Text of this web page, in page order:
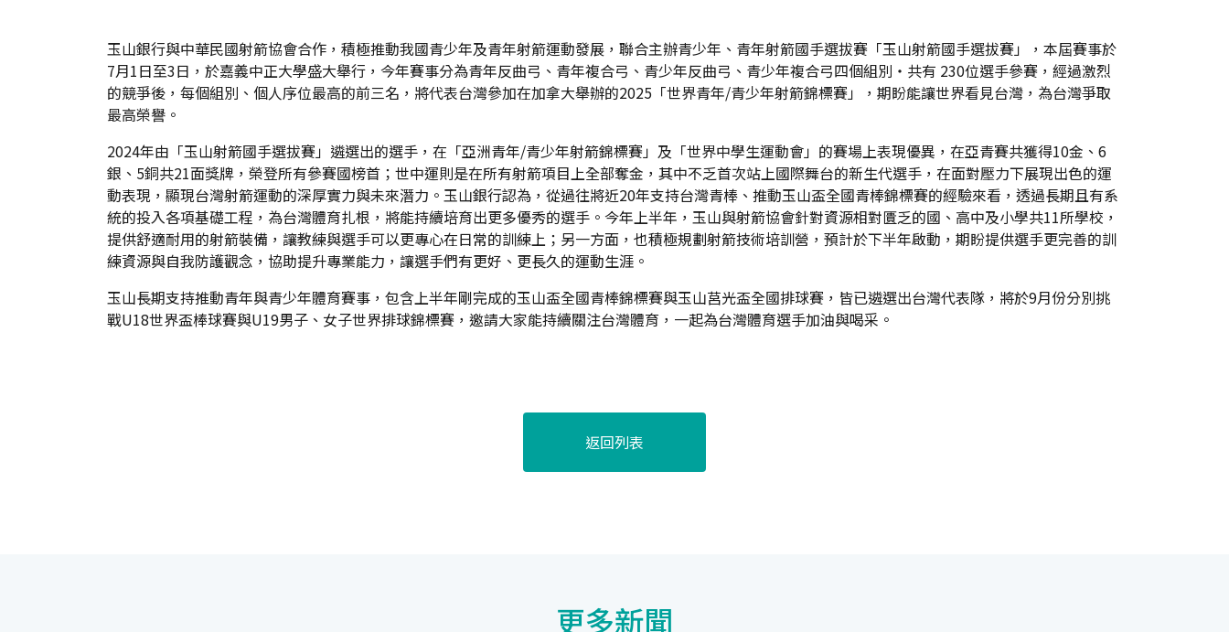
玉山銀行與中華民國射箭協會合作，積極推動我國青少年及青年射箭運動發展，聯合主辦青少年、青年射箭國手選拔賽「玉山射箭國手選拔賽」，本屆賽事於
7月1日至3日，於嘉義中正大學盛大舉行，今年賽事分為青年反曲弓、青年複合弓、青少年反曲弓、青少年複合弓四個組別・共有 230位選手參賽，經過激烈
的競爭後，每個組別、個人序位最高的前三名，將代表台灣參加在加拿大舉辦的2025「世界青年/青少年射箭錦標賽」，期盼能讓世界看見台灣，為台灣爭取
最高榮譽。
2024年由「玉山射箭國手選拔賽」遴選出的選手，在「亞洲青年/青少年射箭錦標賽」及「世界中學生運動會」的賽場上表現優異，在亞青賽共獲得10金、6
銀、5銅共21面獎牌，榮登所有參賽國榜首；世中運則是在所有射箭項目上全部奪金，其中不乏首次站上國際舞台的新生代選手，在面對壓力下展現出色的運
動表現，顯現台灣射箭運動的深厚實力與未來潛力。玉山銀行認為，從過往將近20年支持台灣青棒、推動玉山盃全國青棒錦標賽的經驗來看，透過長期且有系
統的投入各項基礎工程，為台灣體育扎根，將能持續培育出更多優秀的選手。今年上半年，玉山與射箭協會針對資源相對匱乏的國、高中及小學共11所學校，
提供舒適耐用的射箭裝備，讓教練與選手可以更專心在日常的訓練上；另一方面，也積極規劃射箭技術培訓營，預計於下半年啟動，期盼提供選手更完善的訓
練資源與自我防護觀念，協助提升專業能力，讓選手們有更好、更長久的運動生涯。
玉山長期支持推動青年與青少年體育賽事，包含上半年剛完成的玉山盃全國青棒錦標賽與玉山莒光盃全國排球賽，皆已遴選出台灣代表隊，將於9月份分別挑
戰U18世界盃棒球賽與U19男子、女子世界排球錦標賽，邀請大家能持續關注台灣體育，一起為台灣體育選手加油與喝采。
返回列表
更多新聞